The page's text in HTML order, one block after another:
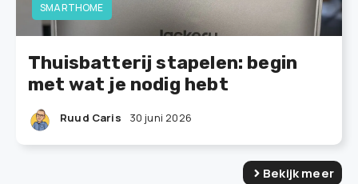
SMARTHOME
Thuisbatterij stapelen: begin
met wat je nodig hebt
Ruud Caris 30 juni 2026
Bekijk meer